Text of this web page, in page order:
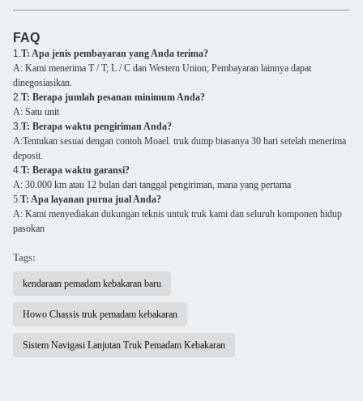
FAQ
1. T: Apa jenis pembayaran yang Anda terima?
A: Kami menerima T / T; L / C dan Western Union; Pembayaran lainnya dapat
dinegosiasikan.
2. T: Berapa jumlah pesanan minimum Anda?
A: Satu unit
3. T: Berapa waktu pengiriman Anda?
A:Tentukan sesuai dengan contoh Moael. truk dump biasanya 30 hari setelah menerima
deposit.
4. T: Berapa waktu garansi?
A: 30.000 km atau 12 bulan dari tanggal pengiriman, mana yang pertama
5. T: Apa layanan purna jual Anda?
A: Kami menyediakan dukungan teknis untuk truk kami dan seluruh komponen hidup
pasokan
Tags:
kendaraan pemadam kebakaran baru
Howo Chassis truk pemadam kebakaran
Sistem Navigasi Lanjutan Truk Pemadam Kebakaran